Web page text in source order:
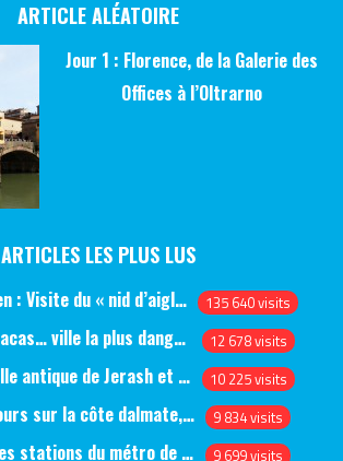
ARTICLE ALÉATOIRE
Jour 1 : Florence, de la Galerie des
Offices à l’Oltrarno
ARTICLES LES PLUS LUS
Berchtesgaden : Visite du « nid d’aigle » et des bunkers d’Hitler 135 640 visits
Arrivée à Caracas… ville la plus dangereuse du monde (jour 1) 12 678 visits
Visite de la ville antique de Jerash et du château d’Ajlun (jour 1) 10 225 visits
Croatie : 9 jours sur la côte dalmate, de Split à Dubrovnik, en passant par Hvar et Mjlet 9 834 visits
Les plus belles stations du métro de Saint-Pétersbourg 9 699 visits